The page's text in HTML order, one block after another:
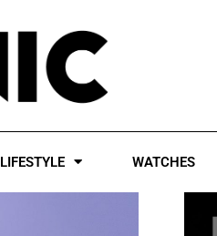
LIFESTYLE WATCHES